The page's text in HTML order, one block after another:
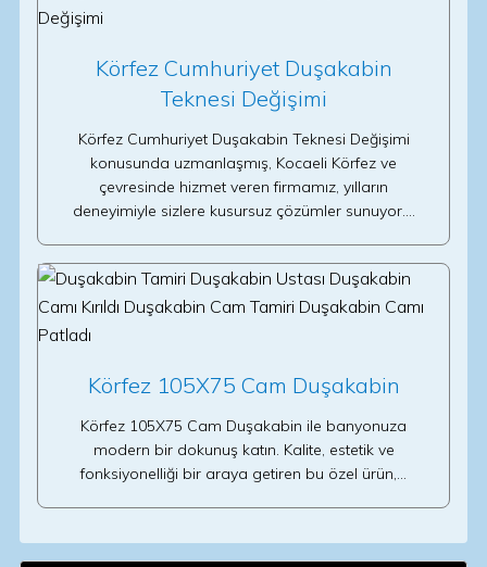
Körfez Cumhuriyet Duşakabin
Teknesi Değişimi
Körfez Cumhuriyet Duşakabin Teknesi Değişimi
konusunda uzmanlaşmış, Kocaeli Körfez ve
çevresinde hizmet veren firmamız, yılların
deneyimiyle sizlere kusursuz çözümler sunuyor.…
Körfez 105X75 Cam Duşakabin
Körfez 105X75 Cam Duşakabin ile banyonuza
modern bir dokunuş katın. Kalite, estetik ve
fonksiyonelliği bir araya getiren bu özel ürün,…